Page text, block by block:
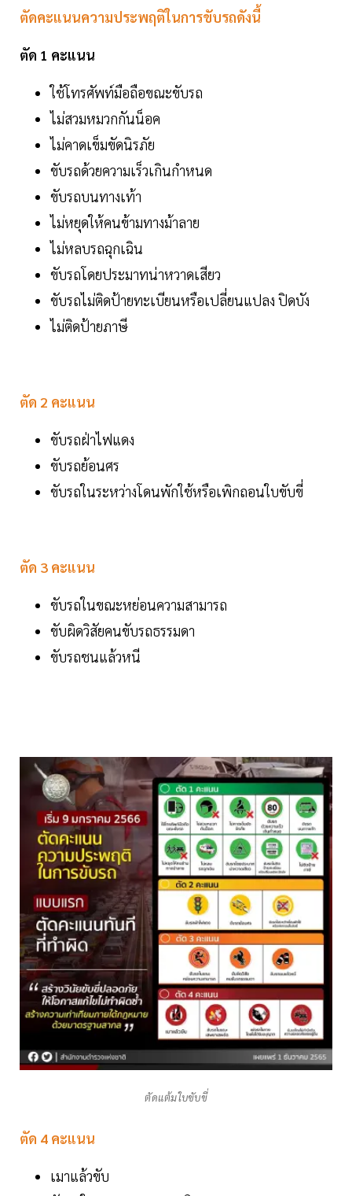
ตัดคะแนนความประพฤติในการขับรถดังนี้
ตัด 1 คะแนน
ใช้โทรศัพท์มือถือขณะขับรถ
ไม่สวมหมวกกันน็อค
ไม่คาดเข็มขัดนิรภัย
ขับรถด้วยความเร็วเกินกำหนด
ขับรถบนทางเท้า
ไม่หยุดให้คนข้ามทางม้าลาย
ไม่หลบรถฉุกเฉิน
ขับรถโดยประมาทน่าหวาดเสียว
ขับรถไม่ติดป้ายทะเบียนหรือเปลี่ยนแปลง ปิดบัง
ไม่ติดป้ายภาษี
ตัด 2 คะแนน
ขับรถฝ่าไฟแดง
ขับรถย้อนศร
ขับรถในระหว่างโดนพักใช้หรือเพิกถอนใบขับขี่
ตัด 3 คะแนน
ขับรถในขณะหย่อนความสามารถ
ขับผิดวิสัยคนขับรถธรรมดา
ขับรถชนแล้วหนี
ตัดแต้มใบขับขี่
ตัด 4 คะแนน
เมาแล้วขับ